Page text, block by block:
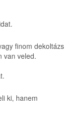
finom dekoltázs
van veled.
ki, hanem